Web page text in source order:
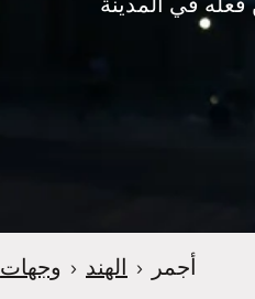
وجهات › الهند › أجمر